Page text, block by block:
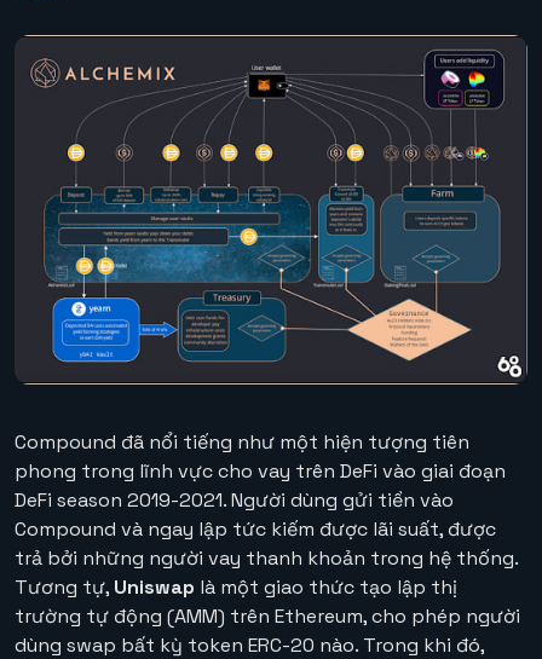
Compound đã nổi tiếng như một hiện tượng tiên
phong trong lĩnh vực cho vay trên DeFi vào giai đoạn
DeFi season 2019-2021. Người dùng gửi tiền vào
Compound và ngay lập tức kiếm được lãi suất, được
trả bởi những người vay thanh khoản trong hệ thống.
Tương tự, Uniswap là một giao thức tạo lập thị
trường tự động (AMM) trên Ethereum, cho phép người
dùng swap bất kỳ token ERC-20 nào. Trong khi đó,